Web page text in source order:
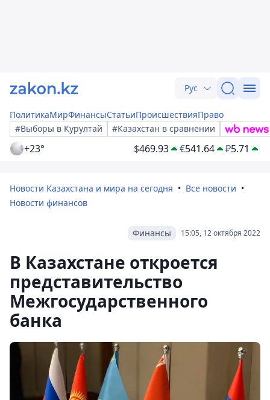
Рус
ПолитикаМирФинансыСтатьиПроисшествияПраво
#Выборы в Курултай
#Казахстан в сравнении
+23° $469.93 €541.64 ₽5.71
Новости Казахстана и мира на сегодня
Все новости
Новости финансов
15:05, 12 октября 2022
Финансы
В Казахстане откроется
представительство
Межгосударственного
банка